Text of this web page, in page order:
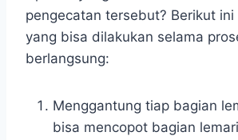
pengecatan tersebut? Berikut
yang bisa dilakukan selama
berlangsung:
Menggantung tiap bagian
bisa mencopot bagian